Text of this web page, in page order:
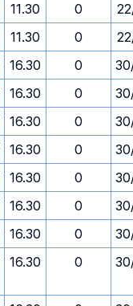
11.30 0
11.30 0
16.30 0
16.30 0
16.30 0
16.30 0
16.30 0
16.30 0
16.30 0
16.30 0